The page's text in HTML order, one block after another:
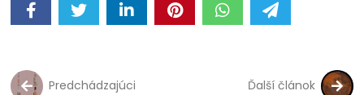
Predchádzajúci
Ďalší článok